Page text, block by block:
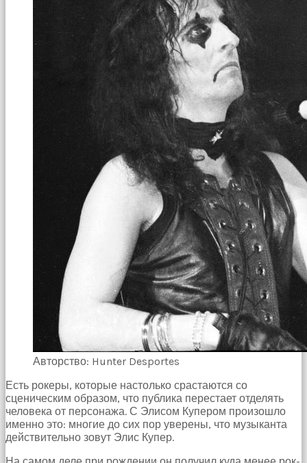
Авторство: Hunter Desportes
Есть рокеры, которые настолько срастаются со
сценическим образом, что публика перестает отделять
человека от персонажа. С Элисом Купером произошло
именно это: многие до сих пор уверены, что музыканта
действительно зовут Элис Купер.